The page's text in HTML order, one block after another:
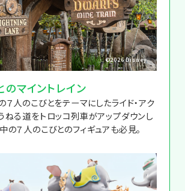
©2026 Disney
のマイントレイン
７人のこびとをテーマにしたライド・アク
ねる道をトロッコ列車がアップダウンし
の７人のこびとのフィギュアも必見。